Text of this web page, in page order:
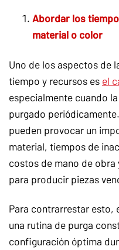
Abordar los
material o color
Uno de los aspectos de
tiempo y recursos es el
especialmente cuando
purgado
pueden provocar un
material, tiempos de
costos de mano de
para producir piezas
Para contrarrestar esto,
una rutina de purga
configuración óptima